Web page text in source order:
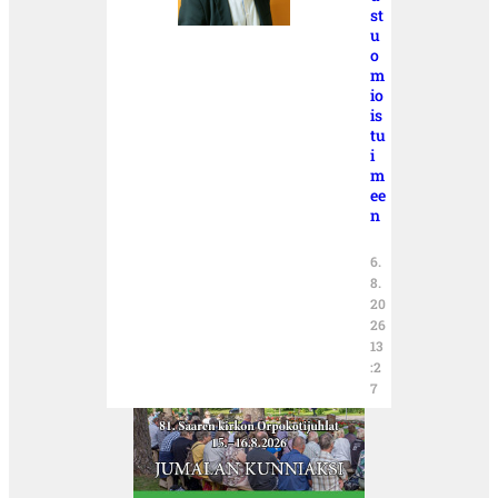
st
u
o
m
io
is
tu
i
m
ee
n
6.
8.
20
26
13
:2
7